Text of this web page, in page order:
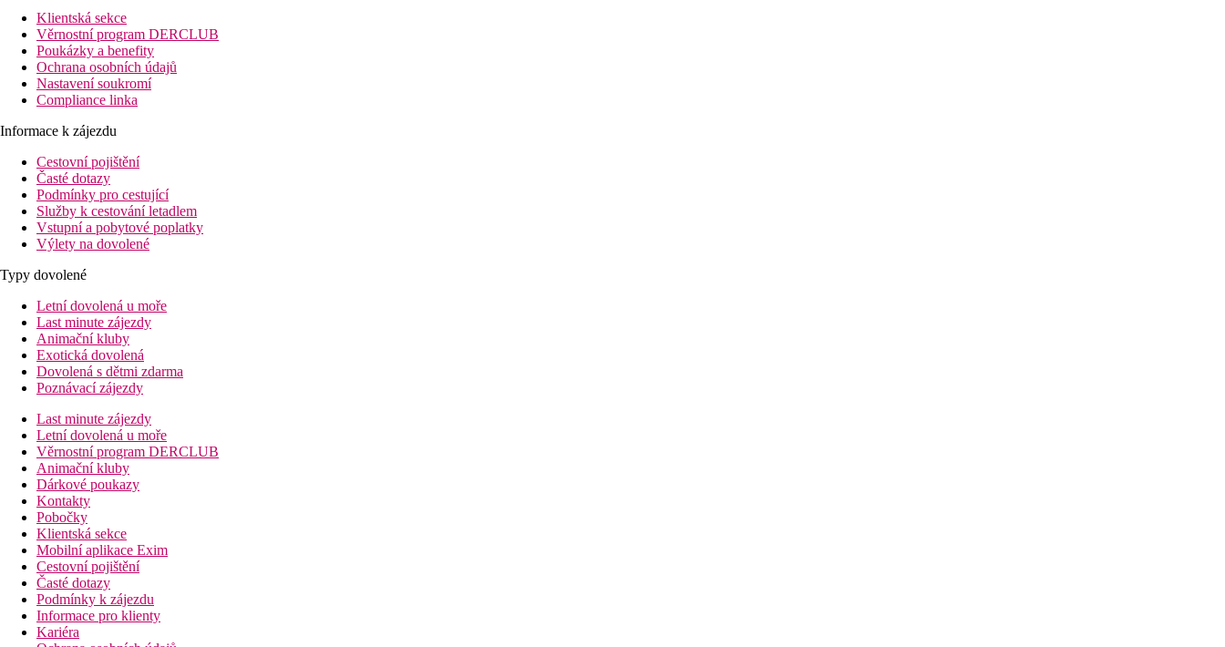
Klientská sekce
Věrnostní program DERCLUB
Poukázky a benefity
Ochrana osobních údajů
Nastavení soukromí
Compliance linka
Informace k zájezdu
Cestovní pojištění
Časté dotazy
Podmínky pro cestující
Služby k cestování letadlem
Vstupní a pobytové poplatky
Výlety na dovolené
Typy dovolené
Letní dovolená u moře
Last minute zájezdy
Animační kluby
Exotická dovolená
Dovolená s dětmi zdarma
Poznávací zájezdy
Last minute zájezdy
Letní dovolená u moře
Věrnostní program DERCLUB
Animační kluby
Dárkové poukazy
Kontakty
Pobočky
Klientská sekce
Mobilní aplikace Exim
Cestovní pojištění
Časté dotazy
Podmínky k zájezdu
Informace pro klienty
Kariéra